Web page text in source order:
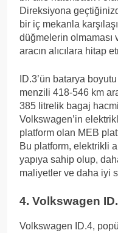
Direksiyona
bir iç mekanla
düğmelerin olmaması
aracın alıcılara hitap
ID.3’ün batarya
menzili 418-546 km
385 litrelik bagaj
Volkswagen’in
platform olan MEB
Bu platform, elektrikli
yapıya sahip olup,
maliyetler ve daha iyi
4. Volkswagen
Volkswagen ID.4,